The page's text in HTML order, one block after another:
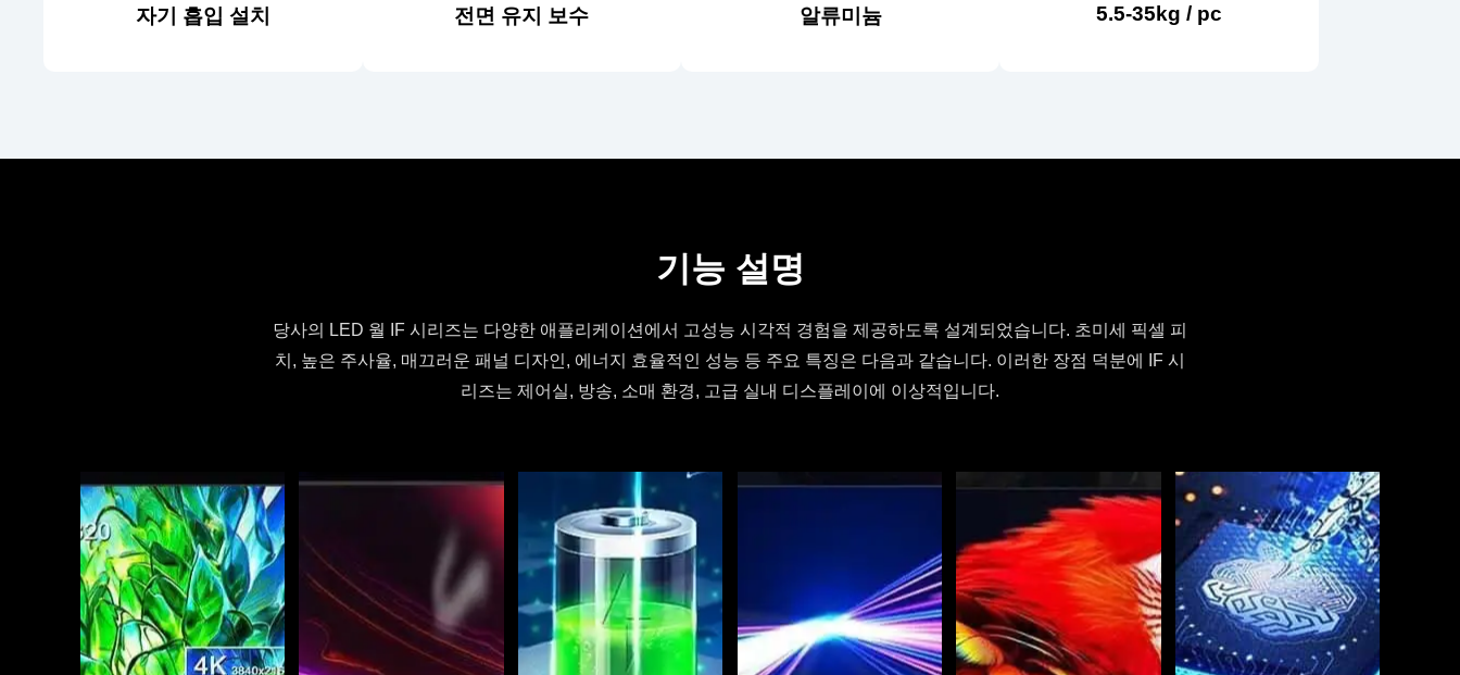
자기 흡입 설치 전면 유지 보수 알류미늄 5.5-35kg / pc
기능 설명
당사의 LED 월 IF 시리즈는 다양한 애플리케이션에서 고성능 시각적 경험을 제공하도록 설계되었습니다. 초미세 픽셀 피
치, 높은 주사율, 매끄러운 패널 디자인, 에너지 효율적인 성능 등 주요 특징은 다음과 같습니다. 이러한 장점 덕분에 IF 시
리즈는 제어실, 방송, 소매 환경, 고급 실내 디스플레이에 이상적입니다.